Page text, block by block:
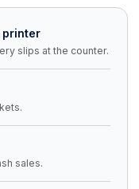
printer
slips at the counter.
sales.